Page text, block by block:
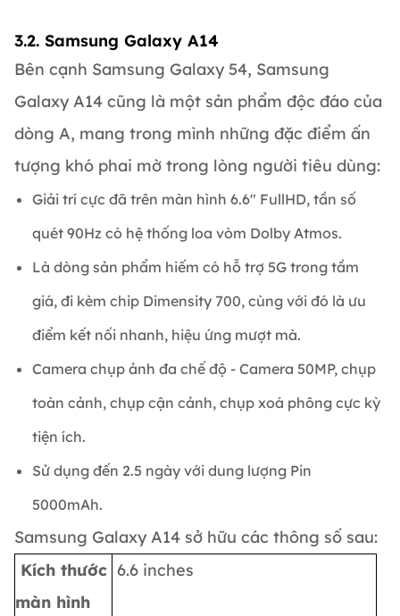
3.2. Samsung Galaxy A14
Bên cạnh Samsung Galaxy 54, Samsung
Galaxy A14 cũng là một sản phẩm độc đáo của
dòng A, mang trong mình những đặc điểm ấn
tượng khó phai mờ trong lòng người tiêu dùng:
Giải trí cực đã trên màn hình 6.6" FullHD, tần số
quét 90Hz có hệ thống loa vòm Dolby Atmos.
Là dòng sản phẩm hiếm có hỗ trợ 5G trong tầm
giá, đi kèm chip Dimensity 700, cùng với đó là ưu
điểm kết nối nhanh, hiệu ứng mượt mà.
Camera chụp ảnh đa chế độ - Camera 50MP, chụp
toàn cảnh, chụp cận cảnh, chụp xoá phông cực kỳ
tiện ích.
Sử dụng đến 2.5 ngày với dung lượng Pin
5000mAh.
Samsung Galaxy A14 sở hữu các thông số sau:
Kích thước
màn hình
6.6 inches